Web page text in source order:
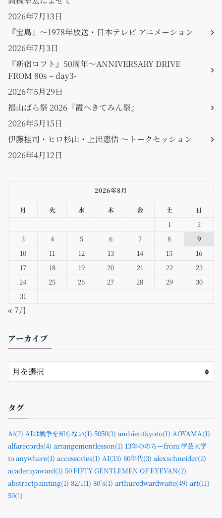
2026年7月13日
『宝島』〜1978年放送・日本テレビ アニメーション
2026年7月3日
『新宿ロフト』50周年〜ANNIVERSARY DRIVE
FROM 80s – day3-
2026年5月29日
福山ばら祭 2026『霞へきてみん祭』
2026年5月15日
伊藤桂司・ヒロ杉山・上出惠悟 〜トークセッション
2026年4月12日
2026年8月
月 火 水 木 金 土
日
1
2
3
4 5 6 7 8
9
10
11 12 13 14 15
16
17
18 19 20 21 22
23
24
25 26 27 28 29
30
31
« 7月
アーカイブ
タグ
Al(2) AIは戦争を知らない(1) 5050(1) ambientkyoto(1) AOYAMA(1)
alfarecords(4) arrangementlesson(1) 13年ののちーfrom 学芸大学
to anywhere(1) accessories(1) AI(33) 80年代(3) alexschneider(2)
academyaward(1) 50 FIFTY GENTLEMEN OF EYEVAN(2)
abstractpainting(1) 82/1(1) 80’s(1) arthuredwardwaite(49) art(11)
50(1)